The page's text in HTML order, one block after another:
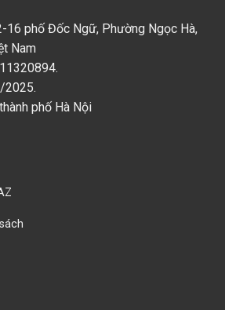
16 phố Đốc Ngữ, Phường Ngọc Hà,
Nam
2025.
phố Hà Nội